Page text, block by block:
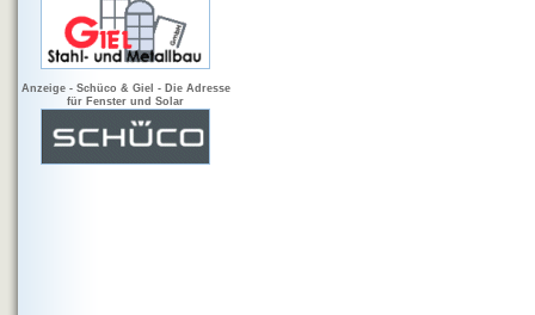
Anzeige - Schüco & Giel - Die Adresse
für Fenster und Solar